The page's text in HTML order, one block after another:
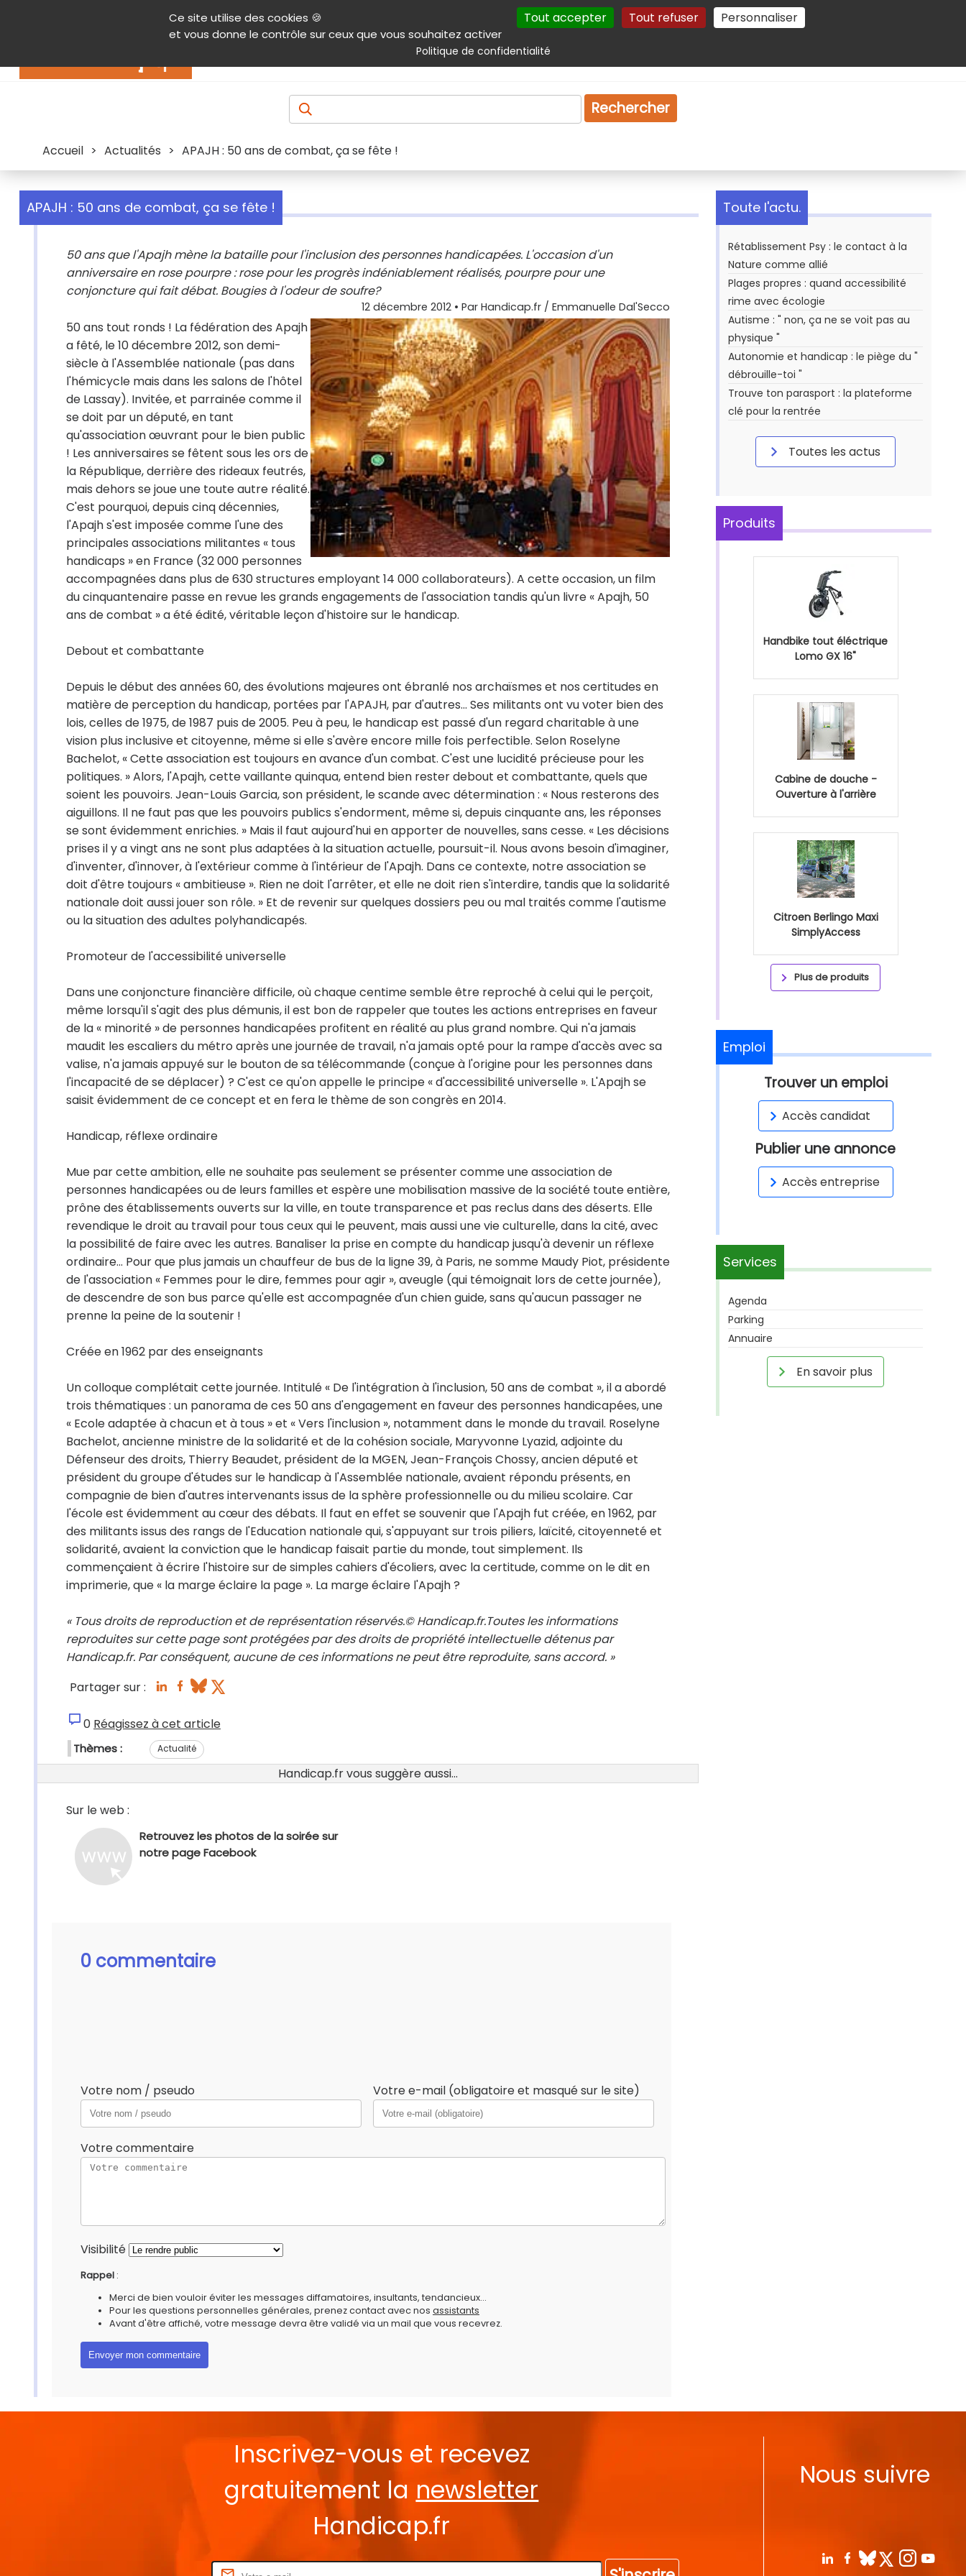
Ce site utilise des cookies 🍪
et vous donne le contrôle sur ceux que vous souhaitez activer
Tout accepter Tout refuser Personnaliser
Politique de confidentialité
Contenu Aide et accessibilité Menu principal Autres services Plan du site Gestion des cookies
Produits & services Emploi Droit
Rechercher
Accueil > Actualités > APAJH : 50 ans de combat, ça se fête !
APAJH : 50 ans de combat, ça se fête !
50 ans que l'Apajh mène la bataille pour l'inclusion des personnes handicapées. L'occasion d'un
anniversaire en rose pourpre : rose pour les progrès indéniablement réalisés, pourpre pour une
conjoncture qui fait débat. Bougies à l'odeur de soufre?
12 décembre 2012 • Par Handicap.fr / Emmanuelle Dal'Secco
50 ans tout ronds ! La fédération des Apajh
a fêté, le 10 décembre 2012, son demi-
siècle à l'Assemblée nationale (pas dans
l'hémicycle mais dans les salons de l'hôtel
de Lassay). Invitée, et parrainée comme il
se doit par un député, en tant
qu'association œuvrant pour le bien public
! Les anniversaires se fêtent sous les ors de
la République, derrière des rideaux feutrés,
mais dehors se joue une toute autre réalité.
C'est pourquoi, depuis cinq décennies,
l'Apajh s'est imposée comme l'une des
principales associations militantes « tous
handicaps » en France (32 000 personnes
accompagnées dans plus de 630 structures employant 14 000 collaborateurs). A cette occasion, un film
du cinquantenaire passe en revue les grands engagements de l'association tandis qu'un livre « Apajh, 50
ans de combat » a été édité, véritable leçon d'histoire sur le handicap.
Debout et combattante
Depuis le début des années 60, des évolutions majeures ont ébranlé nos archaïsmes et nos certitudes en
matière de perception du handicap, portées par l'APAJH, par d'autres... Ses militants ont vu voter bien des
lois, celles de 1975, de 1987 puis de 2005. Peu à peu, le handicap est passé d'un regard charitable à une
vision plus inclusive et citoyenne, même si elle s'avère encore mille fois perfectible. Selon Roselyne
Bachelot, « Cette association est toujours en avance d'un combat. C'est une lucidité précieuse pour les
politiques. » Alors, l'Apajh, cette vaillante quinqua, entend bien rester debout et combattante, quels que
soient les pouvoirs. Jean-Louis Garcia, son président, le scande avec détermination : « Nous resterons des
aiguillons. Il ne faut pas que les pouvoirs publics s'endorment, même si, depuis cinquante ans, les réponses
se sont évidemment enrichies. » Mais il faut aujourd'hui en apporter de nouvelles, sans cesse. « Les décisions
prises il y a vingt ans ne sont plus adaptées à la situation actuelle, poursuit-il. Nous avons besoin d'imaginer,
d'inventer, d'innover, à l'extérieur comme à l'intérieur de l'Apajh. Dans ce contexte, notre association se
doit d'être toujours « ambitieuse ». Rien ne doit l'arrêter, et elle ne doit rien s'interdire, tandis que la solidarité
nationale doit aussi jouer son rôle. » Et de revenir sur quelques dossiers peu ou mal traités comme l'autisme
ou la situation des adultes polyhandicapés.
Promoteur de l'accessibilité universelle
Dans une conjoncture financière difficile, où chaque centime semble être reproché à celui qui le perçoit,
même lorsqu'il s'agit des plus démunis, il est bon de rappeler que toutes les actions entreprises en faveur
de la « minorité » de personnes handicapées profitent en réalité au plus grand nombre. Qui n'a jamais
maudit les escaliers du métro après une journée de travail, n'a jamais opté pour la rampe d'accès avec sa
valise, n'a jamais appuyé sur le bouton de sa télécommande (conçue à l'origine pour les personnes dans
l'incapacité de se déplacer) ? C'est ce qu'on appelle le principe « d'accessibilité universelle ». L'Apajh se
saisit évidemment de ce concept et en fera le thème de son congrès en 2014.
Handicap, réflexe ordinaire
Mue par cette ambition, elle ne souhaite pas seulement se présenter comme une association de
personnes handicapées ou de leurs familles et espère une mobilisation massive de la société toute entière,
prône des établissements ouverts sur la ville, en toute transparence et pas reclus dans des déserts. Elle
revendique le droit au travail pour tous ceux qui le peuvent, mais aussi une vie culturelle, dans la cité, avec
la possibilité de faire avec les autres. Banaliser la prise en compte du handicap jusqu'à devenir un réflexe
ordinaire... Pour que plus jamais un chauffeur de bus de la ligne 39, à Paris, ne somme Maudy Piot, présidente
de l'association « Femmes pour le dire, femmes pour agir », aveugle (qui témoignait lors de cette journée),
de descendre de son bus parce qu'elle est accompagnée d'un chien guide, sans qu'aucun passager ne
prenne la peine de la soutenir !
Créée en 1962 par des enseignants
Un colloque complétait cette journée. Intitulé « De l'intégration à l'inclusion, 50 ans de combat », il a abordé
trois thématiques : un panorama de ces 50 ans d'engagement en faveur des personnes handicapées, une
« Ecole adaptée à chacun et à tous » et « Vers l'inclusion », notamment dans le monde du travail. Roselyne
Bachelot, ancienne ministre de la solidarité et de la cohésion sociale, Maryvonne Lyazid, adjointe du
Défenseur des droits, Thierry Beaudet, président de la MGEN, Jean-François Chossy, ancien député et
président du groupe d'études sur le handicap à l'Assemblée nationale, avaient répondu présents, en
compagnie de bien d'autres intervenants issus de la sphère professionnelle ou du milieu scolaire. Car
l'école est évidemment au cœur des débats. Il faut en effet se souvenir que l'Apajh fut créée, en 1962, par
des militants issus des rangs de l'Education nationale qui, s'appuyant sur trois piliers, laïcité, citoyenneté et
solidarité, avaient la conviction que le handicap faisait partie du monde, tout simplement. Ils
commençaient à écrire l'histoire sur de simples cahiers d'écoliers, avec la certitude, comme on le dit en
imprimerie, que « la marge éclaire la page ». La marge éclaire l'Apajh ?
« Tous droits de reproduction et de représentation réservés.© Handicap.fr.Toutes les informations
reproduites sur cette page sont protégées par des droits de propriété intellectuelle détenus par
Handicap.fr. Par conséquent, aucune de ces informations ne peut être reproduite, sans accord. »
Partager sur :
0 Réagissez à cet article
Thèmes : Actualité
Handicap.fr vous suggère aussi...
Sur le web :
Retrouvez les photos de la soirée sur
notre page Facebook
0 commentaire
Votre nom / pseudo Votre e-mail (obligatoire et masqué sur le site)
Votre commentaire
Visibilité
Rappel :
Merci de bien vouloir éviter les messages diffamatoires, insultants, tendancieux...
Pour les questions personnelles générales, prenez contact avec nos assistants
Avant d'être affiché, votre message devra être validé via un mail que vous recevrez.
Toute l'actu.
Rétablissement Psy : le contact à la
Nature comme allié
Plages propres : quand accessibilité
rime avec écologie
Autisme : " non, ça ne se voit pas au
physique "
Autonomie et handicap : le piège du "
débrouille-toi "
Trouve ton parasport : la plateforme
clé pour la rentrée
Toutes les actus
Produits
Handbike tout éléctrique
Lomo GX 16"
Cabine de douche -
Ouverture à l'arrière
Citroen Berlingo Maxi
SimplyAccess
Plus de produits
Emploi
Trouver un emploi
Accès candidat
Publier une annonce
Accès entreprise
Services
Agenda
Parking
Annuaire
En savoir plus
Inscrivez-vous et recevez
gratuitement la newsletter
Handicap.fr
Nous suivre